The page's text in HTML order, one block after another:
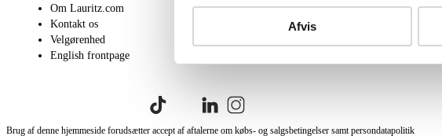
Afvis
Om Lauritz.com
Kontakt os
Velgørenhed
English frontpage
Få en vurdering
Levering
Brug af denne hjemmeside forudsætter accept af aftalerne om købs- og salgsbetingelser samt persondatapolitik